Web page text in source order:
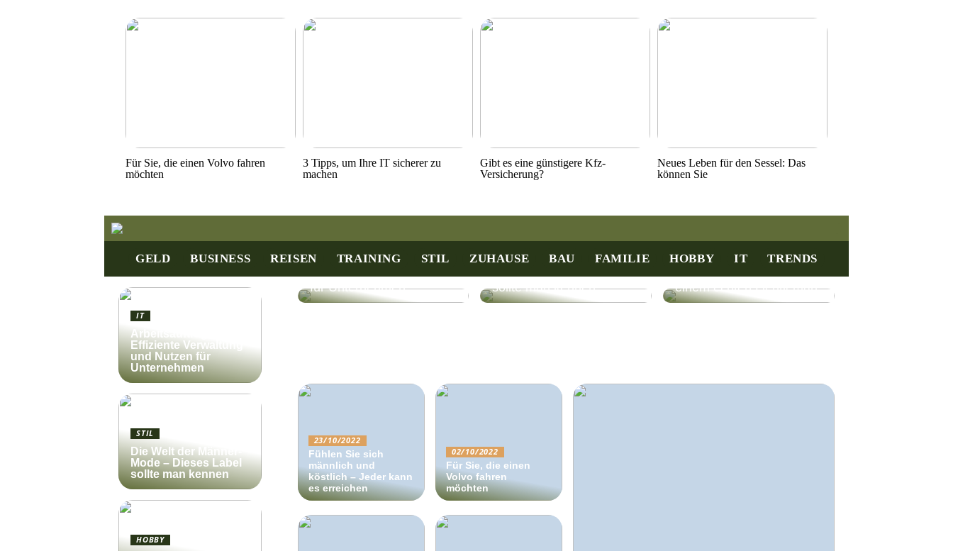
Für Sie, die einen Volvo fahren
möchten
3 Tipps, um Ihre IT sicherer zu
machen
Gibt es eine günstigere Kfz-
Versicherung?
Neues Leben für den Sessel: Das
können Sie
GELD BUSINESS REISEN TRAINING STIL ZUHAUSE BAU FAMILIE HOBBY IT TRENDS
Arbeitsauftrag: Effiziente
Verwaltung und Nutzen
für Unternehmen
Die Welt der Männer-
Mode – Dieses Label
sollte man kennen
Gutes Entertainment mit
einem echten Gentleman
23/10/2022
Fühlen Sie sich
männlich und
köstlich – Jeder kann
es erreichen
02/10/2022
Für Sie, die einen
Volvo fahren
möchten
IT
Arbeitsauftrag:
Effiziente Verwaltung
und Nutzen für
Unternehmen
STIL
Die Welt der Männer-
Mode – Dieses Label
sollte man kennen
HOBBY